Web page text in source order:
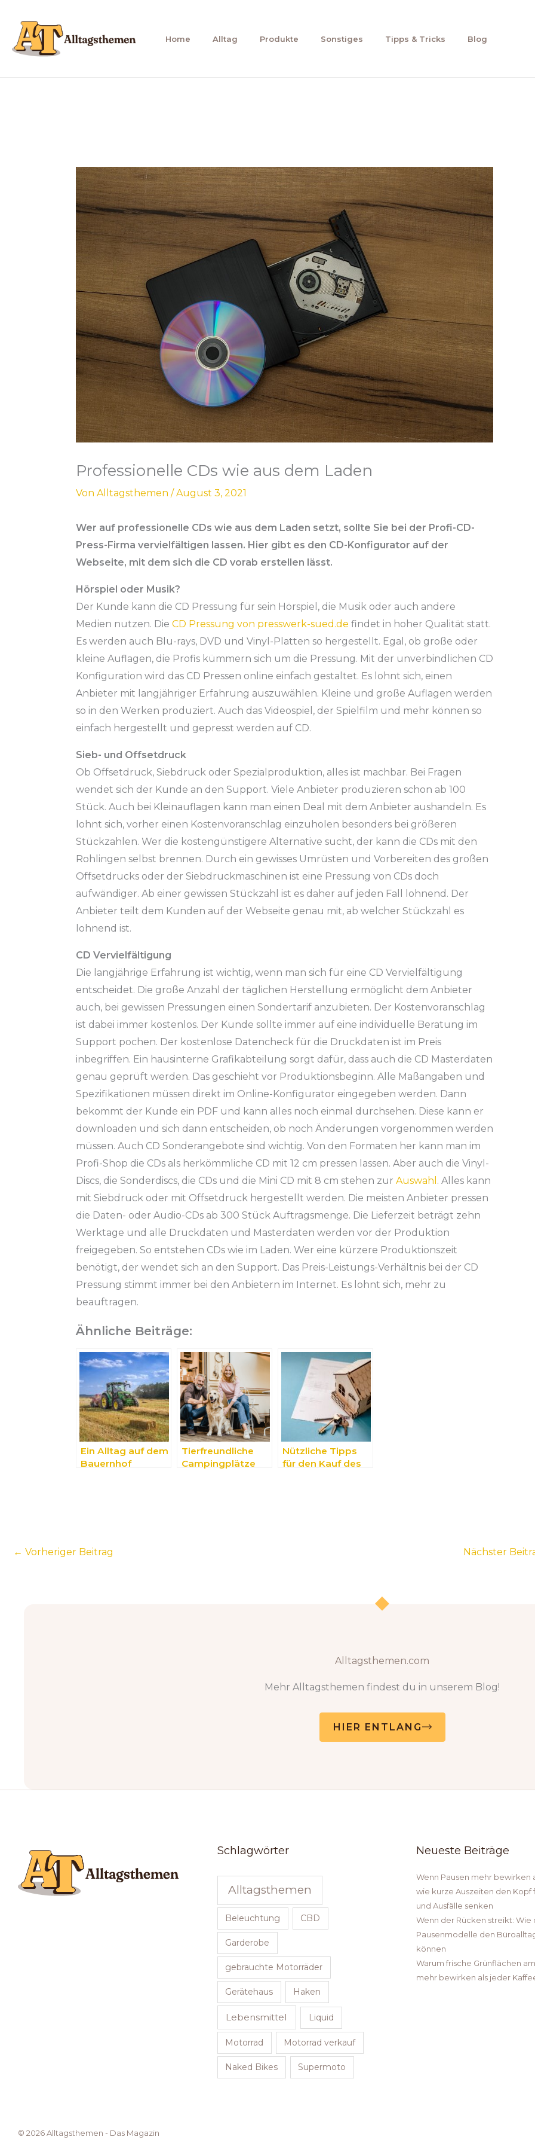
Inhalt
springen
Home Alltag Produkte Sonstiges Tipps & Tricks Blog
Professionelle CDs wie aus dem Laden
Von Alltagsthemen /August 3, 2021
Wer auf professionelle CDs wie aus dem Laden setzt, sollte Sie bei der Profi-CD-
Press-Firma vervielfältigen lassen. Hier gibt es den CD-Konfigurator auf der
Webseite, mit dem sich die CD vorab erstellen lässt.
Hörspiel oder Musik?
Der Kunde kann die CD Pressung für sein Hörspiel, die Musik oder auch andere
Medien nutzen. Die CD Pressung von presswerk-sued.de findet in hoher Qualität statt.
Es werden auch Blu-rays, DVD und Vinyl-Platten so hergestellt. Egal, ob große oder
kleine Auflagen, die Profis kümmern sich um die Pressung. Mit der unverbindlichen CD
Konfiguration wird das CD Pressen online einfach gestaltet. Es lohnt sich, einen
Anbieter mit langjähriger Erfahrung auszuwählen. Kleine und große Auflagen werden
so in den Werken produziert. Auch das Videospiel, der Spielfilm und mehr können so
einfach hergestellt und gepresst werden auf CD.
Sieb- und Offsetdruck
Ob Offsetdruck, Siebdruck oder Spezialproduktion, alles ist machbar. Bei Fragen
wendet sich der Kunde an den Support. Viele Anbieter produzieren schon ab 100
Stück. Auch bei Kleinauflagen kann man einen Deal mit dem Anbieter aushandeln. Es
lohnt sich, vorher einen Kostenvoranschlag einzuholen besonders bei größeren
Stückzahlen. Wer die kostengünstigere Alternative sucht, der kann die CDs mit den
Rohlingen selbst brennen. Durch ein gewisses Umrüsten und Vorbereiten des großen
Offsetdrucks oder der Siebdruckmaschinen ist eine Pressung von CDs doch
aufwändiger. Ab einer gewissen Stückzahl ist es daher auf jeden Fall lohnend. Der
Anbieter teilt dem Kunden auf der Webseite genau mit, ab welcher Stückzahl es
lohnend ist.
CD Vervielfältigung
Die langjährige Erfahrung ist wichtig, wenn man sich für eine CD Vervielfältigung
entscheidet. Die große Anzahl der täglichen Herstellung ermöglicht dem Anbieter
auch, bei gewissen Pressungen einen Sondertarif anzubieten. Der Kostenvoranschlag
ist dabei immer kostenlos. Der Kunde sollte immer auf eine individuelle Beratung im
Support pochen. Der kostenlose Datencheck für die Druckdaten ist im Preis
inbegriffen. Ein hausinterne Grafikabteilung sorgt dafür, dass auch die CD Masterdaten
genau geprüft werden. Das geschieht vor Produktionsbeginn. Alle Maßangaben und
Spezifikationen müssen direkt im Online-Konfigurator eingegeben werden. Dann
bekommt der Kunde ein PDF und kann alles noch einmal durchsehen. Diese kann er
downloaden und sich dann entscheiden, ob noch Änderungen vorgenommen werden
müssen. Auch CD Sonderangebote sind wichtig. Von den Formaten her kann man im
Profi-Shop die CDs als herkömmliche CD mit 12 cm pressen lassen. Aber auch die Vinyl-
Discs, die Sonderdiscs, die CDs und die Mini CD mit 8 cm stehen zur Auswahl . Alles kann
mit Siebdruck oder mit Offsetdruck hergestellt werden. Die meisten Anbieter pressen
die Daten- oder Audio-CDs ab 300 Stück Auftragsmenge. Die Lieferzeit beträgt zehn
Werktage und alle Druckdaten und Masterdaten werden vor der Produktion
freigegeben. So entstehen CDs wie im Laden. Wer eine kürzere Produktionszeit
benötigt, der wendet sich an den Support. Das Preis-Leistungs-Verhältnis bei der CD
Pressung stimmt immer bei den Anbietern im Internet. Es lohnt sich, mehr zu
beauftragen.
Ähnliche Beiträge:
Ein Alltag auf dem
Bauernhof
Tierfreundliche
Campingplätze
Nützliche Tipps
für den Kauf des
← Vorheriger Beitrag Nächster
Alltagsthemen.com
Mehr Alltagsthemen findest du in unserem Blog!
HIER ENTLANG
Schlagwörter
Alltagsthemen
Beleuchtung CBD
Garderobe
gebrauchte Motorräder
Gerätehaus Haken
Lebensmittel Liquid
Motorrad Motorrad verkauf
Naked Bikes Supermoto
Neueste Beiträge
Wenn Pausen mehr bewirken
wie kurze Auszeiten den Kopf
und Ausfälle senken
Wenn der Rücken streikt: Wie
Pausenmodelle den
können
Warum frische Grünflächen
mehr bewirken als jeder
© 2026 Alltagsthemen - Das Magazin